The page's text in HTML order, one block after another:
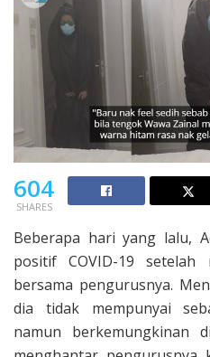
604
SHARES
Beberapa hari yang lalu,
positif COVID-19
bersama pengurusnya.
dia tidak mempunyai
namun berkemungkinan